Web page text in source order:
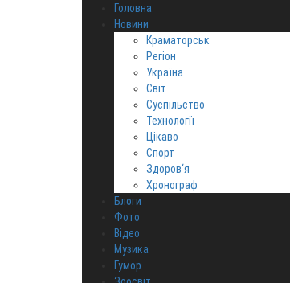
Головна
Новини
Краматорськ
Регіон
Україна
Світ
Суспільство
Технології
Цікаво
Спорт
Здоров‘я
Хронограф
Блоги
Фото
Відео
Музика
Гумор